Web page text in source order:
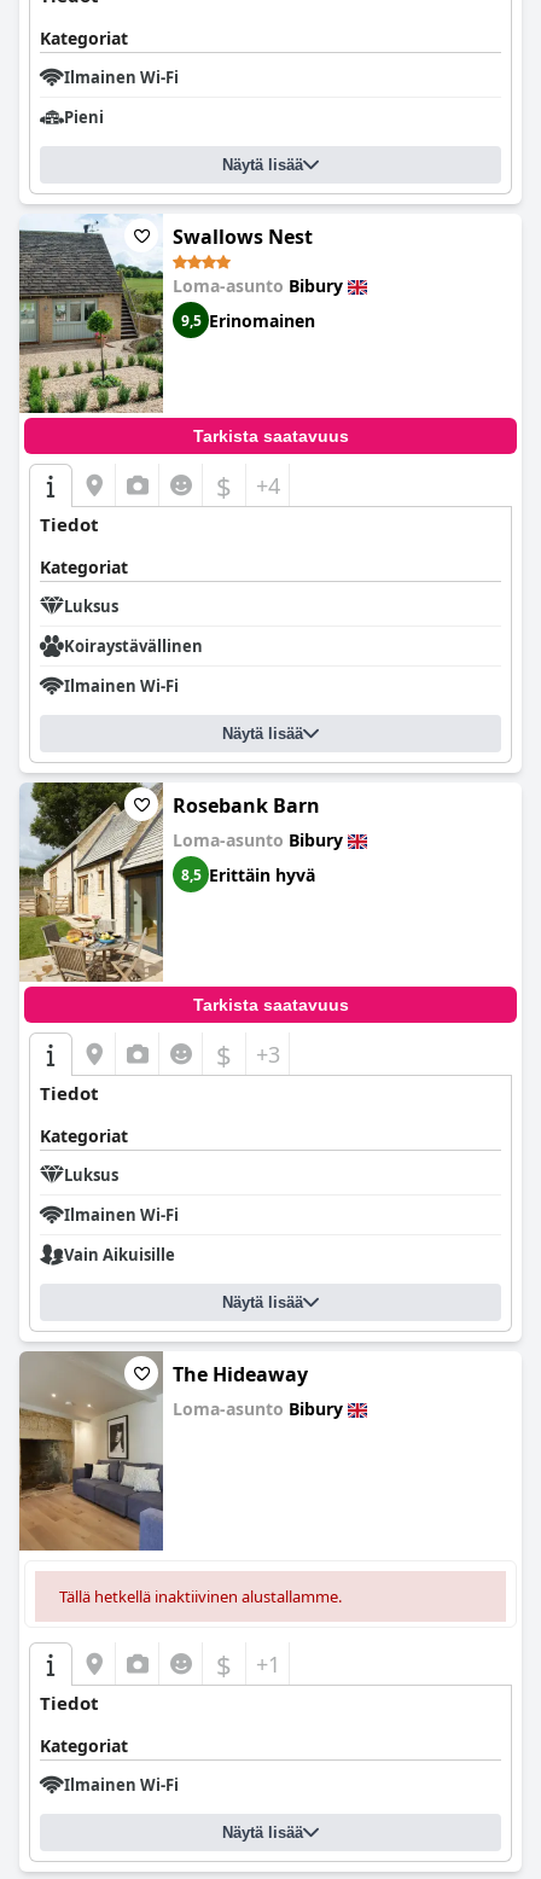
Kategoriat
Ilmainen Wi-Fi
Pieni
Näytä lisää
Swallows Nest
Loma-asunto Bibury
9,5 Erinomainen
Tarkista saatavuus
$ +4
Tiedot
Kategoriat
Luksus
Koiraystävällinen
Ilmainen Wi-Fi
Näytä lisää
Rosebank Barn
Loma-asunto Bibury
8,5 Erittäin hyvä
Tarkista saatavuus
$ +3
Tiedot
Kategoriat
Luksus
Ilmainen Wi-Fi
Vain Aikuisille
Näytä lisää
The Hideaway
Loma-asunto Bibury
Tällä hetkellä inaktiivinen alustallamme.
$ +1
Tiedot
Kategoriat
Ilmainen Wi-Fi
Näytä lisää